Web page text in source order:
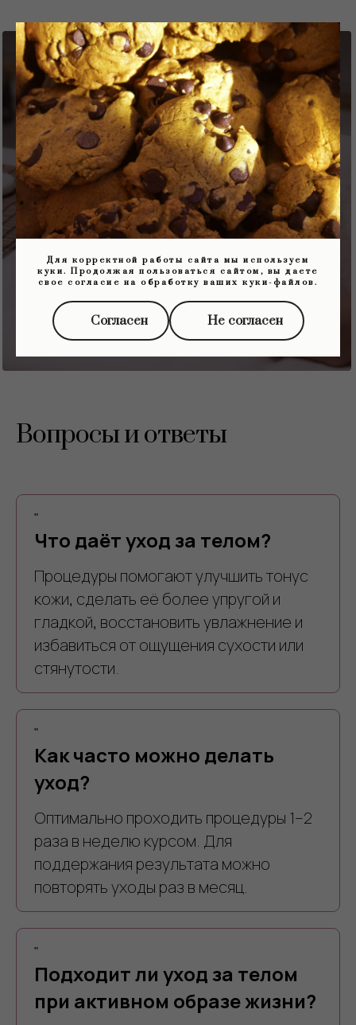
Свяжитесь с нами любым
удобным способом
8 (918) 600-24-75
Подарите себе
роскошь ухода
Вопросы и ответы
"
Что даёт уход за телом?
Процедуры помогают улучшить тонус
кожи, сделать её более упругой и
гладкой, восстановить увлажнение и
избавиться от ощущения сухости или
стянутости.
"
Как часто можно делать
уход?
Оптимально проходить процедуры 1–2
раза в неделю курсом. Для
поддержания результата можно
повторять уходы раз в месяц.
"
Подходит ли уход за телом
при активном образе жизни?
Для корректной работы сайта мы используем
куки. Продолжая пользоваться сайтом, вы даете
свое согласие на обработку ваших куки-файлов.
Согласен Не согласен